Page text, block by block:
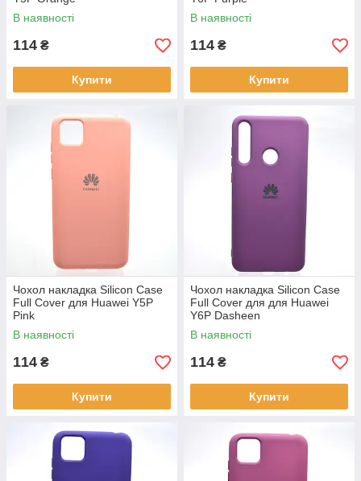
В наявності
114 ₴
Купити
В наявності
114 ₴
Купити
Чохол накладка Silicon Case
Full Cover для Huawei Y5P
Pink
В наявності
114 ₴
Купити
Чохол накладка Silicon Case
Full Cover для для Huawei
Y6P Dasheen
В наявності
114 ₴
Купити